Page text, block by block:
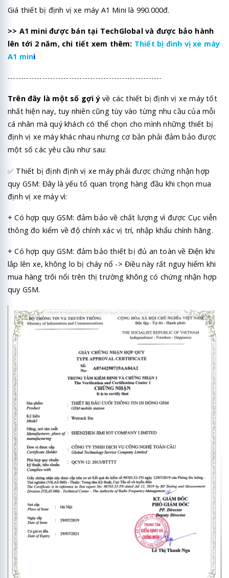
Giá thiết bị định vị xe máy A1 Mini là 990.000đ.
>> A1 mini được bán tại TechGlobal và được bảo hành
lên tới 2 năm, chi tiết xem thêm: Thiết bị đinh vị xe máy
A1 mini
----------------------------------------------------------
Trên đây là một số gợi ý về các thiết bị định vị xe máy tốt
nhất hiện nay, tuy nhiên cũng tùy vào từng nhu cầu của mỗi
cá nhân mà quý khách có thể chọn cho mình những thiết bị
định vị xe máy khác nhau nhưng cơ bản phải đảm bảo được
một số các yêu cầu như sau:
✅ Thiết bị định định vị xe máy phải được chứng nhận hợp
quy GSM: Đây là yếu tố quan trọng hàng đầu khi chọn mua
định vị xe máy vì:
+ Có hợp quy GSM: đảm bảo về chất lượng vì được Cục viễn
thông đo kiểm về độ chính xác vị trí, nhập khẩu chính hãng.
+ Có hợp quy GSM: đảm bảo thiết bị đủ an toàn về Điện khi
lắp lên xe, không lo bị cháy nổ -> Điều này rất nguy hiểm khi
mua hàng trôi nổi trên thị trường không có chứng nhận hợp
quy GSM.